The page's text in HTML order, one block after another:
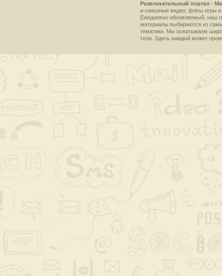
Развлекательный портал -
и смешные видео, флеш игры и
Ежедневно обновляемый, наш
материалы выбираются из
тематики. Мы охватываем
тела. Здесь каждый может